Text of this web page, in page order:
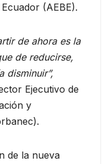
(AEBE).
de ahora es la
de reducirse,
disminuir”,
Ejecutivo de
y
de la nueva